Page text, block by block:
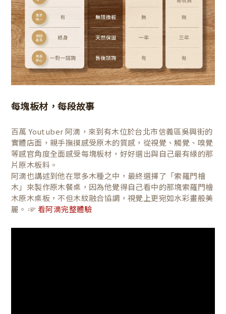
每塊板材，每段故事
百萬 Youtuber 阿滴，來到有木位於台北市信義區吳興街的
實體店面，親手撫摸感受原木的質感，從視覺、觸覺、嗅覺
等感官角度全面感受每塊板材，好好選出與自己最有緣的那
片原木板料。
阿滴也講述到他在眾多木種之中，最終選擇了「索羅門檜
木」來製作原木餐桌，因為他覺得自己看中的那塊索羅門檜
木原木桌板，不但木紋融合協調，視覺上更宛如水彩畫般美
麗。 ☞ 看阿滴完整體驗